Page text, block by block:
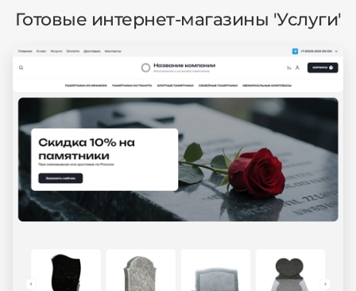
Готовые интернет-магазины 'Услуги'